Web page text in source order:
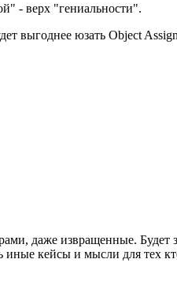
- верх "гениальности".
выгоднее юзать Object
даже извращенные.
кейсы и мысли для тех